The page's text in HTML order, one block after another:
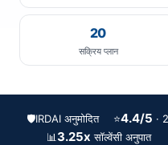
20
सक्रिय प्लान
🛡️IRDAI अनुमोदित ⭐4.4/5 ·
📊 3.25x सॉल्वेंसी अनुपात